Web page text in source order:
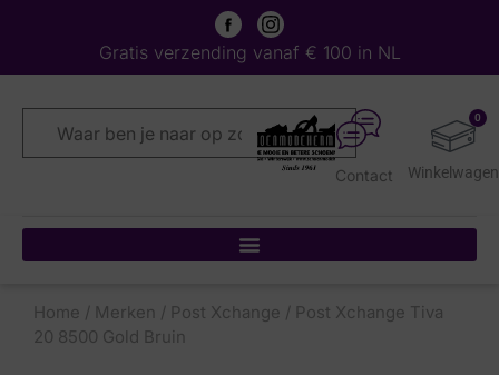
Gratis verzending vanaf € 100 in NL
0
Contact
Home / Merken / Post Xchange / Post Xchange Tiva
20 8500 Gold Bruin